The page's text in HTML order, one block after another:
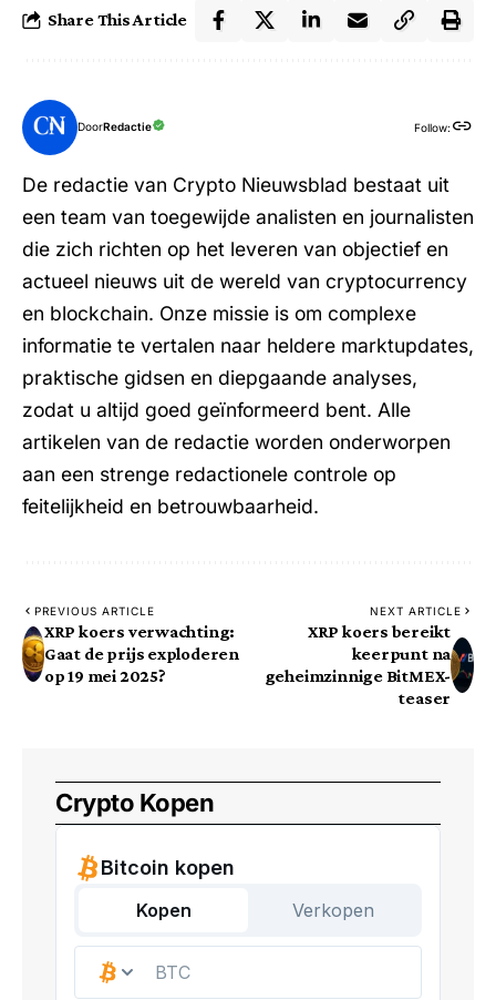
Share This Article
DoorRedactie Follow:
De redactie van Crypto Nieuwsblad bestaat uit
een team van toegewijde analisten en journalisten
die zich richten op het leveren van objectief en
actueel nieuws uit de wereld van cryptocurrency
en blockchain. Onze missie is om complexe
informatie te vertalen naar heldere marktupdates,
praktische gidsen en diepgaande analyses,
zodat u altijd goed geïnformeerd bent. Alle
artikelen van de redactie worden onderworpen
aan een strenge redactionele controle op
feitelijkheid en betrouwbaarheid.
PREVIOUS ARTICLE
XRP koers verwachting:
Gaat de prijs exploderen
op 19 mei 2025?
NEXT ARTICLE
XRP koers bereikt
keerpunt na
geheimzinnige BitMEX-
teaser
Crypto Kopen